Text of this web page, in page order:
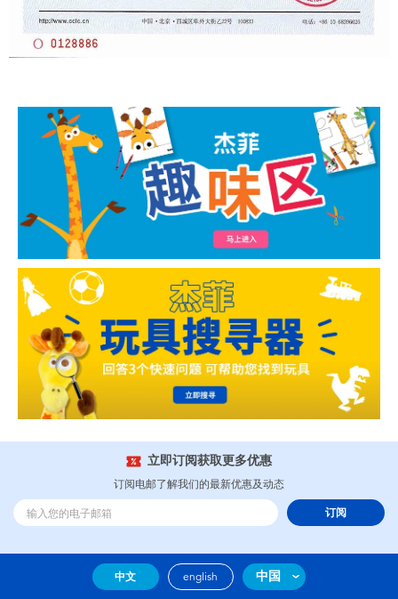
立即订阅获取更多优惠
订阅电邮了解我们的最新优惠及动态
订阅
中文 english 中国